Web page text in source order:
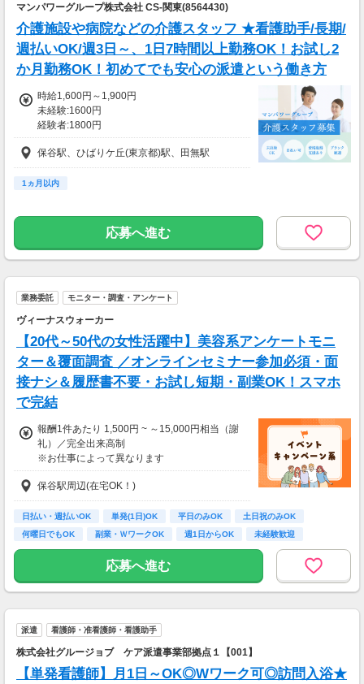
マンパワーグループ株式会社 CS-関東(8564430)
介護施設や病院などの介護スタッフ ★看護助手/長期/
週払いOK/週3日～、1日7時間以上勤務OK！お試し2
か月勤務OK！初めてでも安心の派遣という働き方
時給1,600円～1,900円
未経験:1600円
経験者:1800円
介護福祉士:1900円
保谷駅、ひばりケ丘(東京都)駅、田無駅
1ヵ月以内
応募へ進む
業務委託 モニター・調査・アンケート
ヴィーナスウォーカー
【20代～50代の女性活躍中】美容系アンケートモニ
ター＆覆面調査 ／オンラインセミナー参加必須・面
接ナシ＆履歴書不要・お試し短期・副業OK！スマホ
で完結
報酬1件あたり 1,500円 ~ ～15,000円相当（謝
礼）／完全出来高制
※お仕事によって異なります
※アンケート回答後、内容確認・承認を経て謝
礼をお支払いします
【お仕事の一例】
◆ 美容サプリのお試しモニター
キレイになりながらポイントがもらえる、人気
のモニターです！
・所要時間：10～20分
・謝礼金 ：500PT（1P＝1円）＋商品提供あ
保谷駅周辺(在宅OK！)
日払い・週払いOK 単発(1日)OK 平日のみOK
土日祝のみOK
何曜日でもOK
副業・ＷワークOK 週1日からOK
未経験歓迎
大学生歓迎
応募へ進む
派遣 看護師・准看護師・看護助手
株式会社グルージョブ ケア派遣事業部拠点１【001】
【単発看護師】月1日～OK◎Wワーク可◎訪問入浴★